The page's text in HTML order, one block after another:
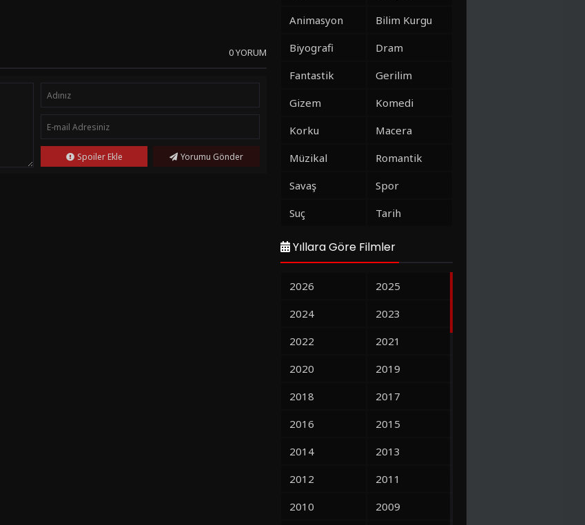
0 YORUM
Spoiler Ekle Yorumu Gönder
Animasyon
Bilim Kurgu
Biyografi
Dram
Fantastik
Gerilim
Gizem
Komedi
Korku
Macera
Müzikal
Romantik
Savaş
Spor
Suç
Tarih
Yıllara Göre Filmler
2026
2025
2024
2023
2022
2021
2020
2019
2018
2017
2016
2015
2014
2013
2012
2011
2010
2009